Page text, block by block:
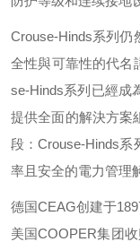
Crouse-Hinds系列仍
全性與可靠性的代名
se-Hinds系列已經成
提供全面的解決方案
段：Crouse-Hinds系
率且安全的電力管理
德国CEAG创建于
美国COOPER集团收